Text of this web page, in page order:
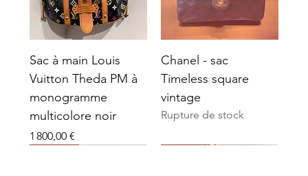
Sac à main Louis
Vuitton Theda PM à
monogramme
multicolore noir
Prix
1 800,00 €
Chanel - sac
Timeless square
vintage
Rupture de stock